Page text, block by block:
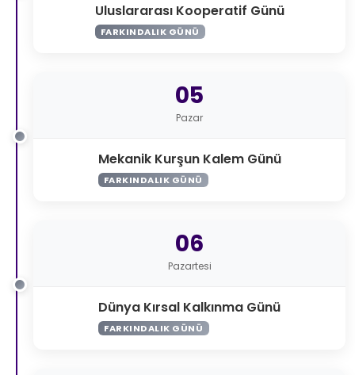
Uluslararası Kooperatif Günü
FARKINDALIK GÜNÜ
05
Pazar
Mekanik Kurşun Kalem Günü
FARKINDALIK GÜNÜ
06
Pazartesi
Dünya Kırsal Kalkınma Günü
FARKINDALIK GÜNÜ